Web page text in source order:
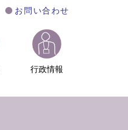
お問い合わせ
行政情報